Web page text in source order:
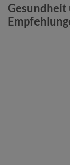
Gesundheit